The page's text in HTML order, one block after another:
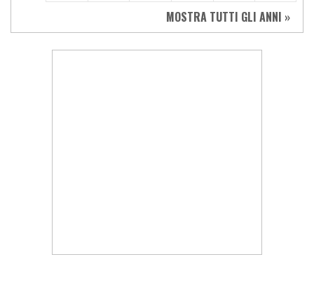
MOSTRA TUTTI GLI ANNI »